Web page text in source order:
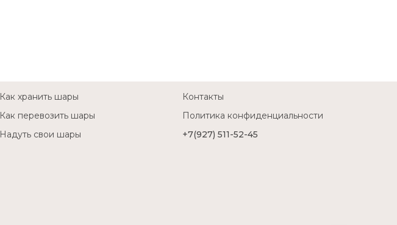
Как хранить шары
Как перевозить шары
Надуть свои шары
Контакты
Политика конфиденциальности
+7(927) 511-52-45